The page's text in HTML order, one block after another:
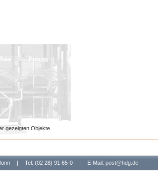
gezeigten Objekte
| Tel: (02 28) 91 65-0 | E-Mail: post@hdg.de